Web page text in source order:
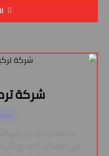
شركة
مايو ٣, ٢٠٢٤